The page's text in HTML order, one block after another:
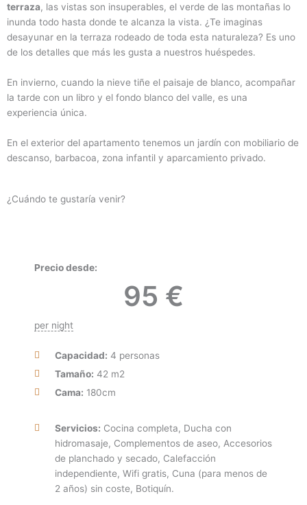
terraza, las vistas son insuperables, el verde de las montañas lo
inunda todo hasta donde te alcanza la vista. ¿Te imaginas
desayunar en la terraza rodeado de toda esta naturaleza? Es uno
de los detalles que más les gusta a nuestros huéspedes.
En invierno, cuando la nieve tiñe el paisaje de blanco, acompañar
la tarde con un libro y el fondo blanco del valle, es una
experiencia única.
En el exterior del apartamento tenemos un jardín con mobiliario de
descanso, barbacoa, zona infantil y aparcamiento privado.
¿Cuándo te gustaría venir?
Precio desde:
95 €
per night
Capacidad: 4 personas
Tamaño: 42 m2
Cama: 180cm
Servicios: Cocina completa, Ducha con
hidromasaje, Complementos de aseo, Accesorios
de planchado y secado, Calefacción
independiente, Wifi gratis, Cuna (para menos de
2 años) sin coste, Botiquín.